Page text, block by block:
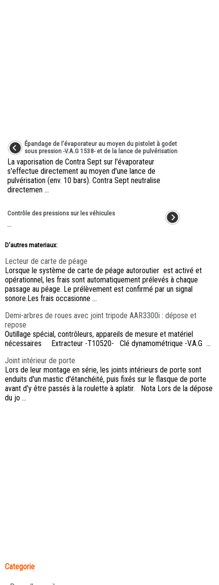
Épandage de l'évaporateur au moyen du pistolet à godet
sous pression -V.A.G 1538- et de la lance de pulvérisation
La vaporisation de Contra Sept sur l'évaporateur
s'effectue directement au moyen d'une lance de
pulvérisation (env. 10 bars). Contra Sept neutralise
directemen ...
Contrôle des pressions sur les véhicules
...
D'autres materiaux:
Lecteur de carte de péage
Lorsque le système de carte de péage autoroutier est activé et
opérationnel, les frais sont automatiquement prélevés à chaque
passage au péage. Le prélèvement est confirmé par un signal
sonore.Les frais occasionne ...
Demi-arbres de roues avec joint tripode AAR3300i : dépose et
repose
Outillage spécial, contrôleurs, appareils de mesure et matériel
nécessaires Extracteur -T10520- Clé dynamométrique -V.A.G ...
Joint intérieur de porte
Lors de leur montage en série, les joints intérieurs de porte sont
enduits d'un mastic d'étanchéité, puis fixés sur le flasque de porte
avant d'y être passés à la roulette à aplatir. Nota Lors de la dépose
du jo ...
Categorie